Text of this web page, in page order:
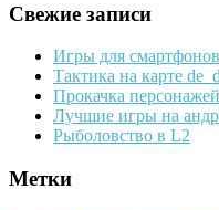
Свежие записи
Игры для смартфонов
Тактика на карте
Прокачка
Лучшие игры на
Рыболовство в L2
Метки